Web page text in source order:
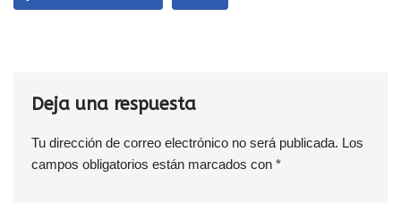
Deja una respuesta
Tu dirección de correo electrónico no será publicada. Los
campos obligatorios están marcados con *